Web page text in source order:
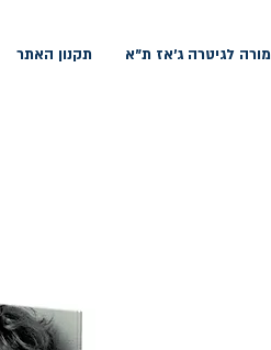
מורה לגיטרה ג'אז ת"א תקנון האתר